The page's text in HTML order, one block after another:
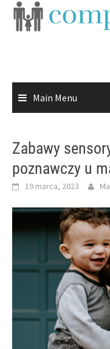
Skip
Main Menu
Zabawy
poznawczy u
19 marca, 2023